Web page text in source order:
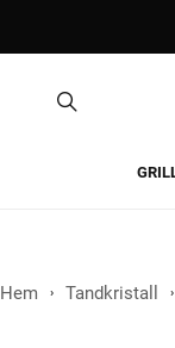
Hem Tandkristall